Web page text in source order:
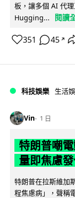
板，讓多個 AI 代
Hugging...
閱讀
351 45 ↗
科技娛樂 生活
Vin 1 日
特朗普嘲
量即焦慮
特朗普在拉斯維加
程焦慮病」，聲稱